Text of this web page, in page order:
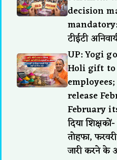
decision
टीईटी
UP: Yogi
Holi gift to
release
February
दिया
तोहफा,
जारी करने